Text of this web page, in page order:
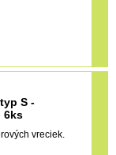
S -
6ks
vreciek.